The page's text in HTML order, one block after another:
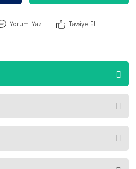
Yorum Yaz Tavsiye Et